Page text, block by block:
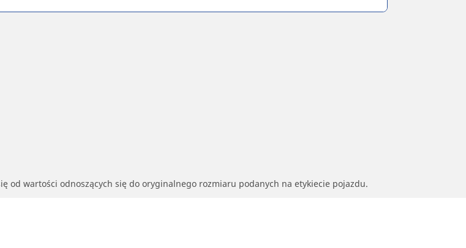
od wartości odnoszących się do oryginalnego rozmiaru podanych na etykiecie pojazdu.